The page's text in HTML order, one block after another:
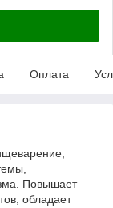
Оплата
Повышает
обладает